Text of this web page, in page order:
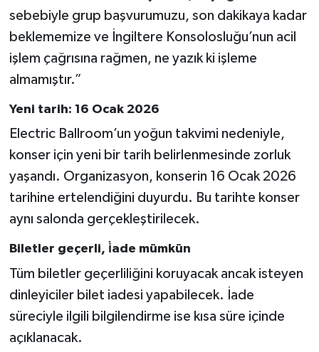
sebebiyle grup başvurumuzu, son dakikaya kadar
beklememize ve İngiltere Konsolosluğu’nun acil
işlem çağrısına rağmen, ne yazık ki işleme
almamıştır.”
Yeni tarih: 16 Ocak 2026
Electric Ballroom’un yoğun takvimi nedeniyle,
konser için yeni bir tarih belirlenmesinde zorluk
yaşandı. Organizasyon, konserin 16 Ocak 2026
tarihine ertelendiğini duyurdu. Bu tarihte konser
aynı salonda gerçekleştirilecek.
Biletler geçerli, i̇ade mümkün
Tüm biletler geçerliliğini koruyacak ancak isteyen
dinleyiciler bilet iadesi yapabilecek. İade
süreciyle ilgili bilgilendirme ise kısa süre içinde
açıklanacak.